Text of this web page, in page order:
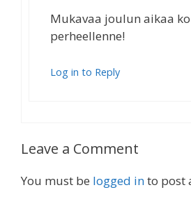
Mukavaa joulun aikaa
perheellenne!
Log in to Reply
Leave a Comment
You must be logged into post